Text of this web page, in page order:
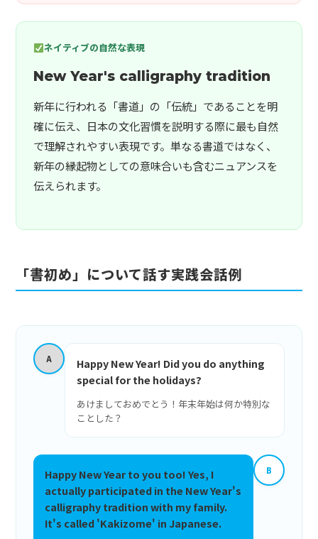
ネイティブの自然な表現
New Year's calligraphy tradition
新年に行われる「書道」の「伝統」であることを明
確に伝え、日本の文化習慣を説明する際に最も自然
で理解されやすい表現です。単なる書道ではなく、
新年の縁起物としての意味合いも含むニュアンスを
伝えられます。
「書初め」について話す実践会話例
A
Happy New Year! Did you do anything
special for the holidays?
あけましておめでとう！年末年始は何か特別な
ことした？
B
Happy New Year to you too! Yes, I
actually participated in the New Year's
calligraphy tradition with my family.
It's called 'Kakizome' in Japanese.